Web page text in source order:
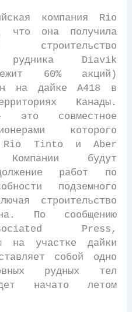
компания Rio
она получила
рудника Diavik
60% акций)
на дайке А418 в
Канады.
совместное
которого
Rio Tinto и Aber
будут
работ по
подземного
строительство
По сообщению
Press,
на участке дайки
собой одно
рудных тел
начато летом